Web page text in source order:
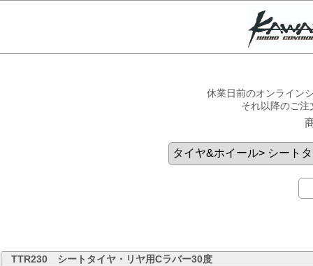
休業日前のオンライン
それ以降のご
TTR230 シートタイヤ・リヤ用Cラバー30度